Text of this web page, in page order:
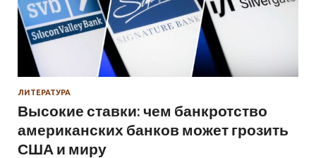
ЛИТЕРАТУРА
Высокие ставки: чем банкротство
американских банков может грозить
США и миру